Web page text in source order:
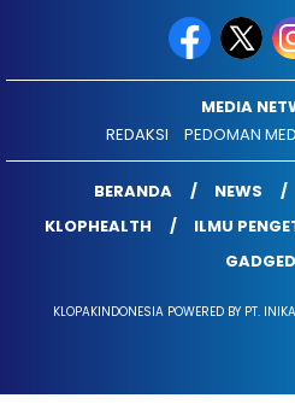
MEDIA
REDAKSI
PEDOMAN
BERANDA NEWS
KLOPHEALTH
ILMU
GADGED
KLOPAKINDONESIA POWERED BY PT.